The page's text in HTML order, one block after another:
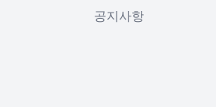
공지사항